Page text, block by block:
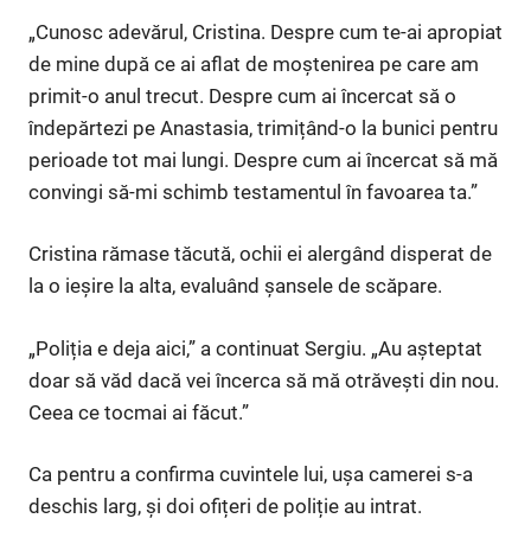
„Cunosc adevărul, Cristina. Despre cum te-ai apropiat
de mine după ce ai aflat de moștenirea pe care am
primit-o anul trecut. Despre cum ai încercat să o
îndepărtezi pe Anastasia, trimițând-o la bunici pentru
perioade tot mai lungi. Despre cum ai încercat să mă
convingi să-mi schimb testamentul în favoarea ta.”
Cristina rămase tăcută, ochii ei alergând disperat de
la o ieșire la alta, evaluând șansele de scăpare.
„Poliția e deja aici,” a continuat Sergiu. „Au așteptat
doar să văd dacă vei încerca să mă otrăvești din nou.
Ceea ce tocmai ai făcut.”
Ca pentru a confirma cuvintele lui, ușa camerei s-a
deschis larg, și doi ofițeri de poliție au intrat.